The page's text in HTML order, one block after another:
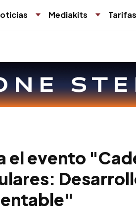
Mediakits
el evento